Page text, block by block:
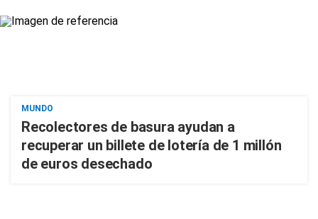
MUNDO
Recolectores de basura ayudan a
recuperar un billete de lotería de 1 millón
de euros desechado